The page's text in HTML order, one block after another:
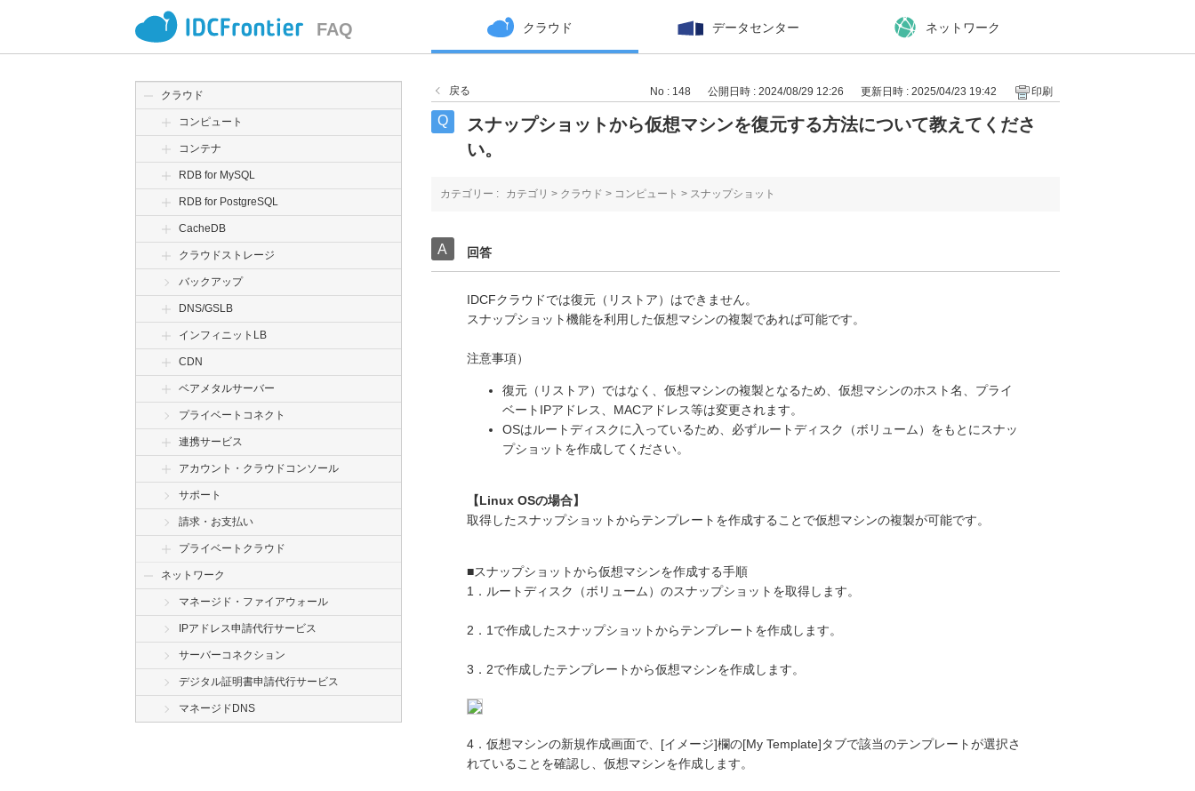
FAQ クラウド データセンター ネットワーク
クラウド
コンピュート
コンテナ
RDB for MySQL
RDB for PostgreSQL
CacheDB
クラウドストレージ
バックアップ
DNS/GSLB
インフィニットLB
CDN
ベアメタルサーバー
プライベートコネクト
連携サービス
アカウント・クラウドコンソール
サポート
請求・お支払い
プライベートクラウド
ネットワーク
マネージド・ファイアウォール
IPアドレス申請代行サービス
サーバーコネクション
デジタル証明書申請代行サービス
マネージドDNS
戻る No : 148 公開日時 : 2024/08/29 12:26 更新日時 : 2025/04/23 19:42 印刷
スナップショットから仮想マシンを復元する方法について教えてくださ
い。
カテゴリー : カテゴリ > クラウド > コンピュート > スナップショット
回答
IDCFクラウドでは復元（リストア）はできません。
スナップショット機能を利用した仮想マシンの複製であれば可能です。
注意事項）
復元（リストア）ではなく、仮想マシンの複製となるため、仮想マシンのホスト名、プライ
ベートIPアドレス、MACアドレス等は変更されます。
OSはルートディスクに入っているため、必ずルートディスク（ボリューム）をもとにスナッ
プショットを作成してください。
【Linux OSの場合】
取得したスナップショットからテンプレートを作成することで仮想マシンの複製が可能です。
■スナップショットから仮想マシンを作成する手順
1．ルートディスク（ボリューム）のスナップショットを取得します。
2．1で作成したスナップショットからテンプレートを作成します。
3．2で作成したテンプレートから仮想マシンを作成します。
4．仮想マシンの新規作成画面で、[イメージ]欄の[My Template]タブで該当のテンプレートが選択さ
れていることを確認し、仮想マシンを作成します。